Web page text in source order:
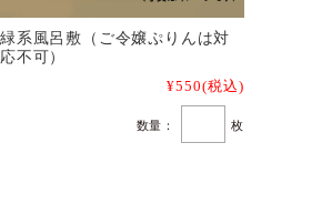
緑系風呂敷（ご令嬢ぷりんは対
応不可）
¥550(税込)
数量： 枚